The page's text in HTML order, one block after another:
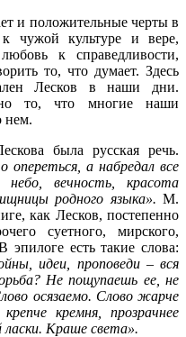
и положительные черты в
к чужой культуре и вере,
к справедливости,
то, что думает. Здесь
Лесков в наши дни.
то, что многие наши
нем.
была русская речь.
а набредал все
небо, вечность, красота
родного языка». М.
как Лесков, постепенно
суетного, мирского,
эпилоге есть такие слова:
идеи, проповеди – вся
Не пощупаешь ее, не
осязаемо. Слово жарче
кремня, прозрачнее
ласки. Краше света».